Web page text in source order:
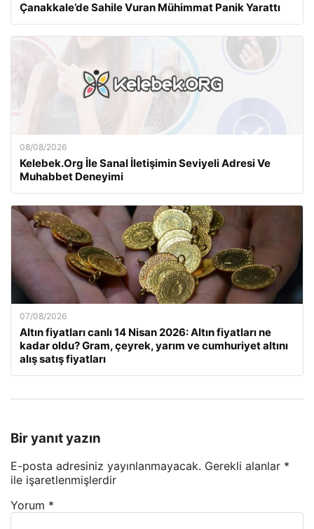
Çanakkale’de Sahile Vuran Mühimmat Panik Yarattı
08/08/2026
Kelebek.Org İle Sanal İletişimin Seviyeli Adresi Ve
Muhabbet Deneyimi
07/08/2026
Altın fiyatları canlı 14 Nisan 2026: Altın fiyatları ne
kadar oldu? Gram, çeyrek, yarım ve cumhuriyet altını
alış satış fiyatları
Bir yanıt yazın
E-posta adresiniz yayınlanmayacak. Gerekli alanlar *
ile işaretlenmişlerdir
Yorum *